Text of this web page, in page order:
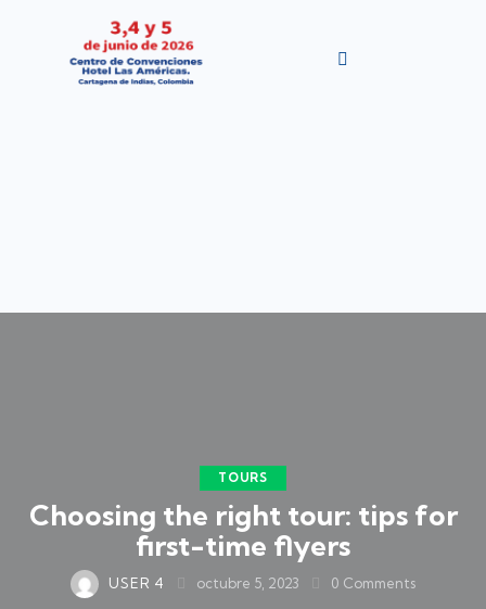
TOURS
Choosing the right tour: tips for
first-time flyers
USER 4 octubre 5, 2023 0 Comments